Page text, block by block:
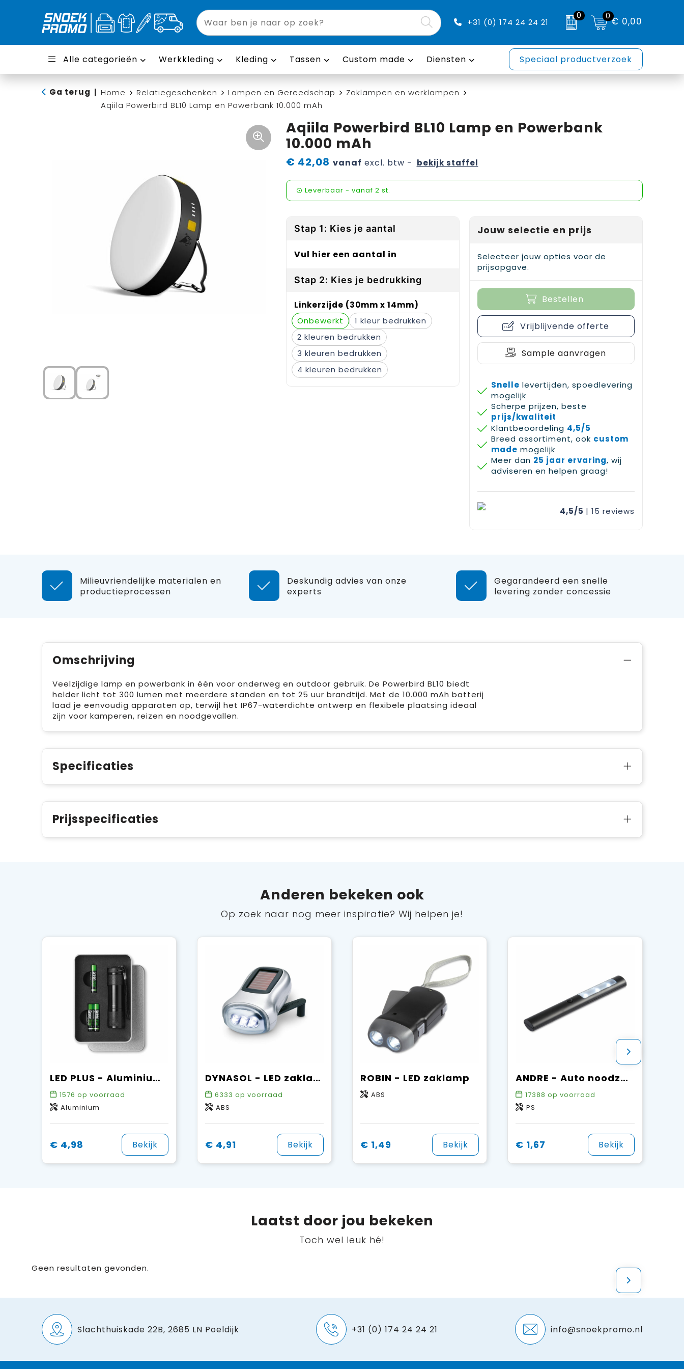
+31 (0) 174 24 24 21
0 0€ 0,00
Alle categorieën Werkkleding Kleding Tassen Custom made Diensten Speciaal productverzoek
Ga terug Home Relatiegeschenken Lampen en Gereedschap
Zaklampen en werklampen
Aqiila Powerbird BL10 Lamp en Powerbank 10.000 mAh
Aqiila Powerbird BL10 Lamp en Powerbank
10.000 mAh
€ 42,08 vanaf excl. btw - bekijk staffel
Leverbaar - vanaf 2 st.
Stap 1: Kies je aantal
Vul hier een aantal in
Stap 2: Kies je bedrukking
Linkerzijde (30mm x 14mm)
Onbewerkt
1
2
3
4
Jouw selectie en prijs
Selecteer jouw opties voor de
prijsopgave.
Bestellen
Vrijblijvende offerte
Sample aanvragen
Snelle levertijden, spoedlevering
mogelijk
Scherpe prijzen, beste
prijs/kwaliteit
Klantbeoordeling 4,5/5
Breed assortiment, ook custom
made mogelijk
Meer dan 25 jaar ervaring, wij
adviseren en helpen graag!
4,5/5 | 15 reviews
Milieuvriendelijke materialen en
productieprocessen
Deskundig advies van onze
experts
Gegarandeerd een snelle
levering zonder concessie
Omschrijving
Veelzijdige lamp en powerbank in één voor onderweg en outdoor gebruik. De Powerbird BL10 biedt
helder licht tot 300 lumen met meerdere standen en tot 25 uur brandtijd. Met de 10.000 mAh batterij
laad je eenvoudig apparaten op, terwijl het IP67-waterdichte ontwerp en flexibele plaatsing ideaal
zijn voor kamperen, reizen en noodgevallen.
Specificaties
Prijsspecificaties
Anderen bekeken ook
Op zoek naar nog meer inspiratie? Wij helpen je!
LED PLUS - Aluminium LED zaklamp
1576 op voorraad
Aluminium
€ 4,98 Bekijk
DYNASOL - LED zaklamp groene energie
6333 op voorraad
ABS
€ 4,91 Bekijk
ROBIN - LED zaklamp
ABS
€ 1,49 Bekijk
ANDRE - Auto noodzaklamp
17388 op voorraad
PS
€ 1,67 Bekijk
Laatst door jou bekeken
Toch wel leuk hé!
Geen resultaten gevonden.
Slachthuiskade 22B, 2685 LN Poeldijk +31 (0) 174 24 24 21 info@snoekpromo.nl